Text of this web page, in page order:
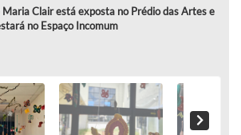
Clair está exposta no Prédio das Artes e
no Espaço Incomum